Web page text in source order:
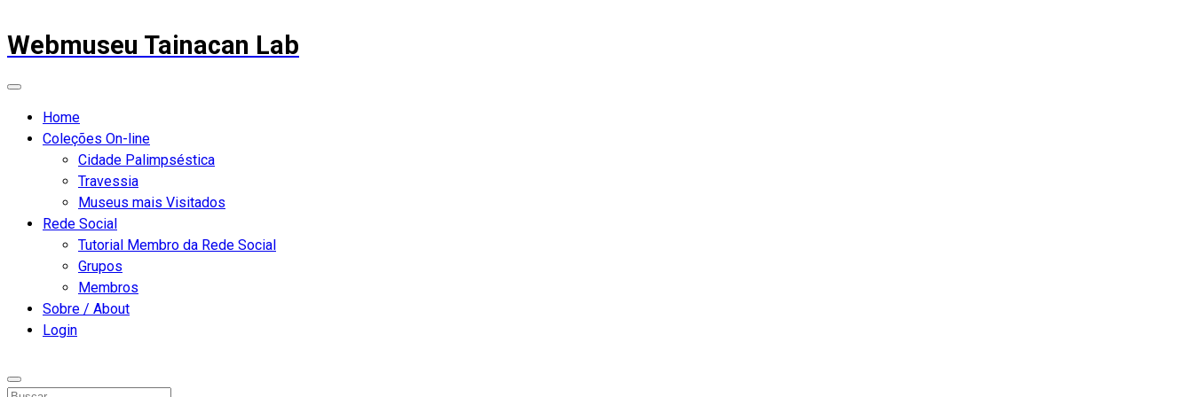
Webmuseu Tainacan Lab
Home
Coleções On-line
Cidade Palimpséstica
Travessia
Museus mais Visitados
Rede Social
Tutorial Membro da Rede Social
Grupos
Membros
Sobre / About
Login